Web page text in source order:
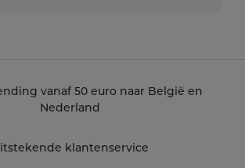
vanaf 50 euro naar België en
Nederland
klantenservice